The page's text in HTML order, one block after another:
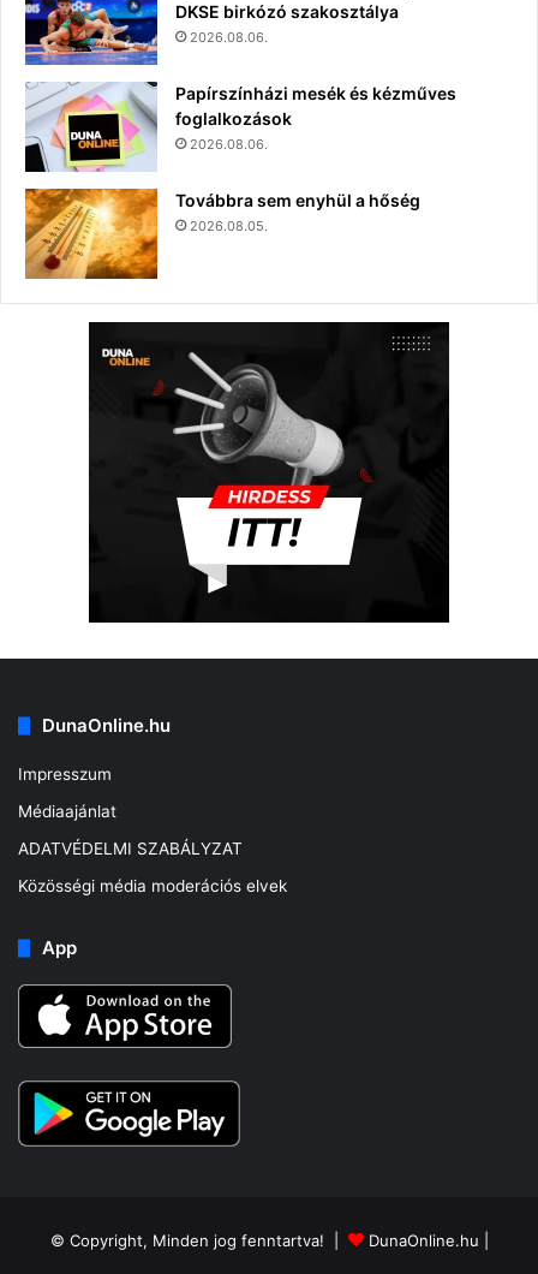
DKSE birkózó szakosztálya
2026.08.06.
Papírszínházi mesék és kézműves
foglalkozások
2026.08.06.
Továbbra sem enyhül a hőség
2026.08.05.
DunaOnline.hu
Impresszum
Médiaajánlat
ADATVÉDELMI SZABÁLYZAT
Közösségi média moderációs elvek
App
© Copyright, Minden jog fenntartva! | DunaOnline.hu